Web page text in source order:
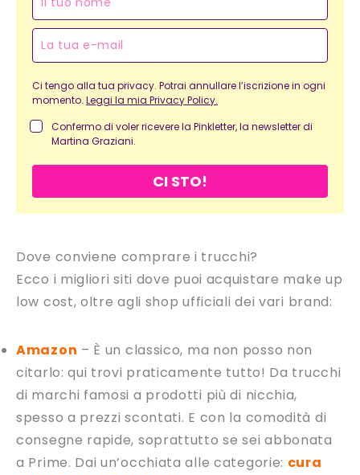
Ci tengo alla tua privacy. Potrai annullare l’iscrizione in ogni
momento. Leggi la mia Privacy Policy.
Confermo di voler ricevere la Pinkletter, la newsletter di
Martina Graziani.
CI STO!
Dove conviene comprare i trucchi?
Ecco i migliori siti dove puoi acquistare make up
low cost, oltre agli shop ufficiali dei vari brand:
Amazon – È un classico, ma non posso non
citarlo: qui trovi praticamente tutto! Da trucchi
di marchi famosi a prodotti più di nicchia,
spesso a prezzi scontati. E con la comodità di
consegne rapide, soprattutto se sei abbonata
a Prime. Dai un’occhiata alle categorie: cura